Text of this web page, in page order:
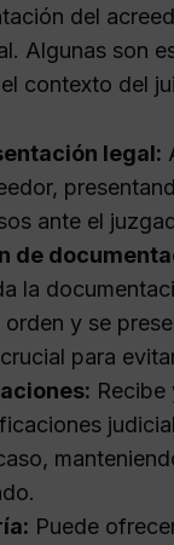
del
Algunas son
contexto del
legal:
ante el
de
la
orden y se
para
Puede